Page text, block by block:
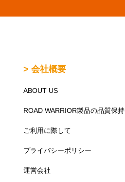
> 会社概要
ABOUT US
ROAD WARRIOR製品の品質保持
ご利用に際して
プライバシーポリシー
運営会社